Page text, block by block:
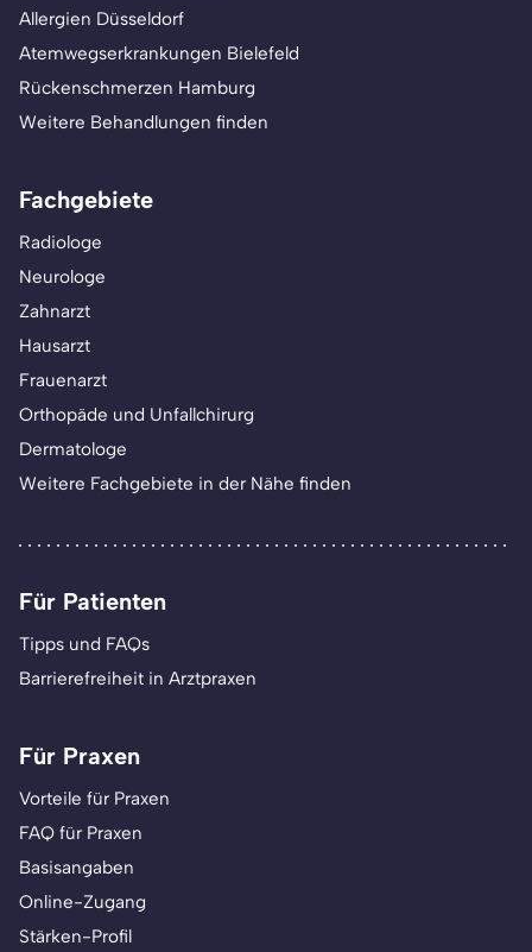
Allergien Düsseldorf
Atemwegserkrankungen Bielefeld
Rückenschmerzen Hamburg
Weitere Behandlungen finden
Fachgebiete
Radiologe
Neurologe
Zahnarzt
Hausarzt
Frauenarzt
Orthopäde und Unfallchirurg
Dermatologe
Weitere Fachgebiete in der Nähe finden
Für Patienten
Tipps und FAQs
Barrierefreiheit in Arztpraxen
Für Praxen
Vorteile für Praxen
FAQ für Praxen
Basisangaben
Online-Zugang
Stärken-Profil